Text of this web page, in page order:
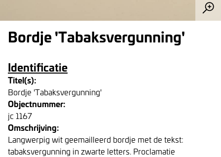
Bordje 'Tabaksvergunning'
Identificatie
Titel(s):
Bordje 'Tabaksvergunning'
Objectnummer:
jc 1167
Omschrijving:
Langwerpig wit geemailleerd bordje met de tekst:
tabaksvergunning in zwarte letters. Proclamatie